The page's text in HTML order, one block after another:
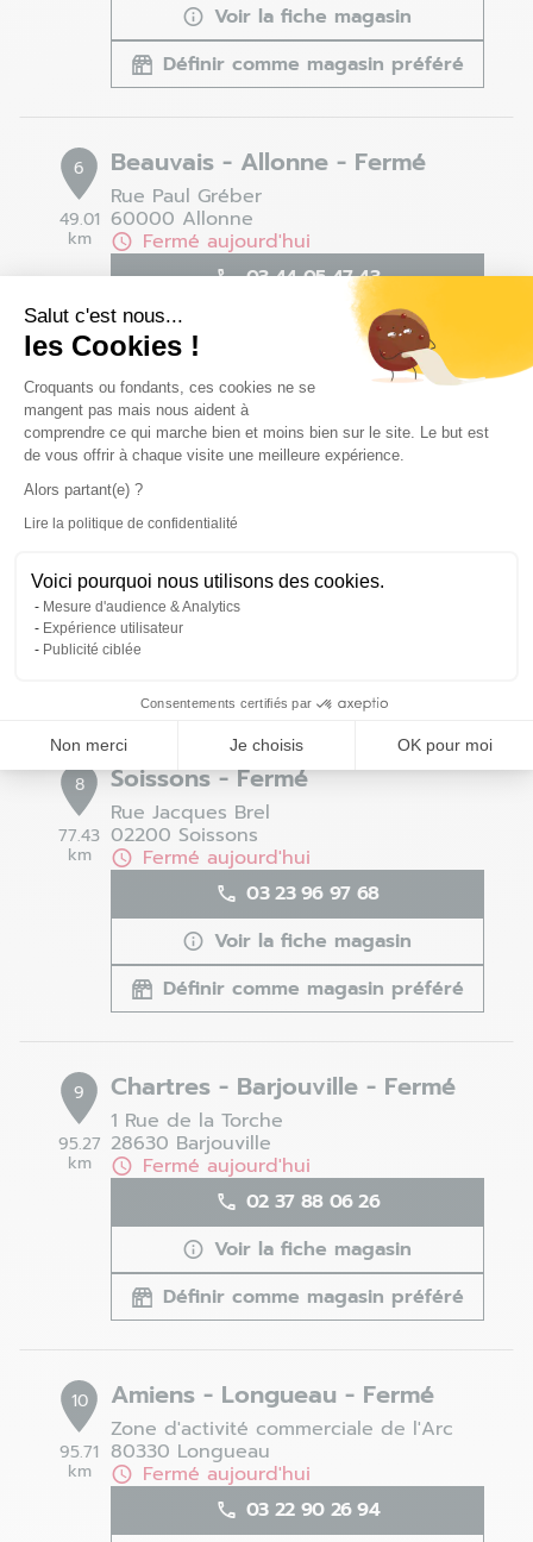
Salut c'est nous...
les Cookies !
Plateforme de Gestion du
Croquants ou fondants, ces cookies ne se
mangent pas mais nous aident à
comprendre ce qui marche bien et moins bien sur le site. Le but est
de vous offrir à chaque visite une meilleure expérience.
Alors partant(e) ?
Lire la politique de confidentialité
Voici pourquoi nous utilisons des cookies.
Mesure d'audience & Analytics
Expérience utilisateur
Publicité ciblée
Consentements certifiés par
Non merci Je choisis OK pour moi
Axeptio consent
Voir la fiche magasin
Définir comme magasin préféré
6
49.01
km
Beauvais - Allonne - Fermé
Rue Paul Gréber
60000 Allonne
Fermé aujourd'hui
03 44 05 47 43
Voir la fiche magasin
Définir comme magasin préféré
53.68
Buchelay - Fermé
Centre commercial Mon Beau Buchelay
78200 Buchelay
01 30 94 18 21
8
77.43
km
Soissons - Fermé
Rue Jacques Brel
02200 Soissons
Fermé aujourd'hui
03 23 96 97 68
Voir la fiche magasin
Définir comme magasin préféré
9
95.27
km
Chartres - Barjouville - Fermé
1 Rue de la Torche
28630 Barjouville
Fermé aujourd'hui
02 37 88 06 26
Voir la fiche magasin
Définir comme magasin préféré
10
95.71
km
Amiens - Longueau - Fermé
Zone d'activité commerciale de l'Arc
80330 Longueau
Fermé aujourd'hui
03 22 90 26 94